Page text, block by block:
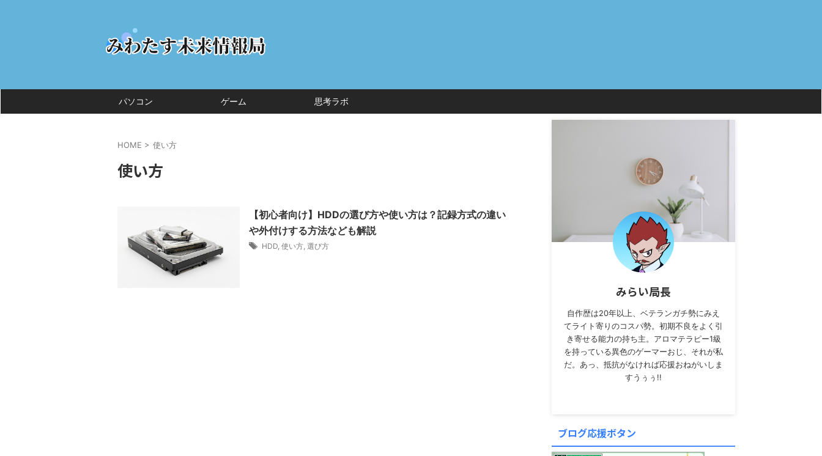
パソコン ゲーム 思考ラボ
HOME > 使い方
使い方
【初心者向け】HDDの選び方や使い方は？記録方式の違い
や外付けする方法なども解説
HDD, 使い方, 選び方
みらい局長
自作歴は20年以上、ベテランガチ勢にみえ
てライト寄りのコスパ勢。初期不良をよく引
き寄せる能力の持ち主。アロマテラピー1級
を持っている異色のゲーマーおじ、それが私
だ。あっ、抵抗がなければ応援おねがいしま
すうぅぅ!!
ブログ応援ボタン